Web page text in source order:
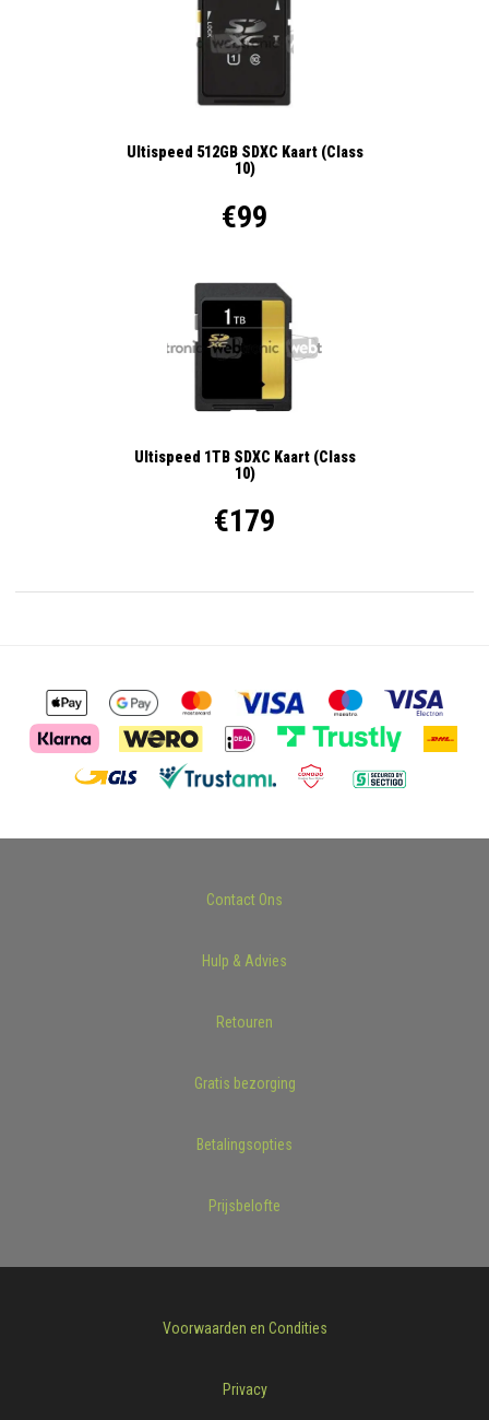
Ultispeed 512GB SDXC Kaart (Class
10)
€99
Ultispeed 1TB SDXC Kaart (Class
10)
€179
Contact Ons
Hulp & Advies
Retouren
Gratis bezorging
Betalingsopties
Prijsbelofte
Voorwaarden en Condities
Privacy